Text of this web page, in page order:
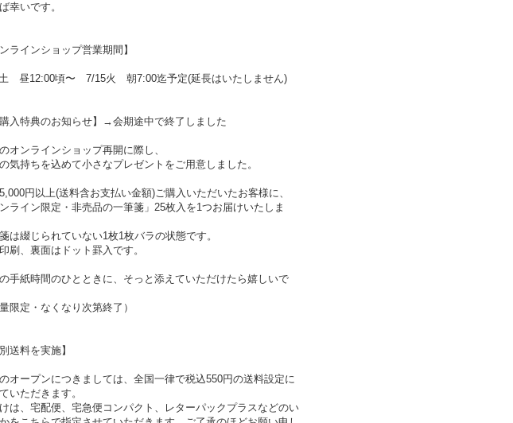
幸いです。
ンラインショップ営業期間】
昼12:00頃〜 7/15火 朝7:00迄予定(延長はいたしません)
購入特典のお知らせ】→会期途中で終了しました
オンラインショップ再開に際し、
気持ちを込めて小さなプレゼントをご用意しました。
円以上(送料含お支払い金額)ご購入いただいたお客様に、
ンライン限定・非売品の一筆箋」25枚入を1つお届けいたしま
は綴じられていない1枚1枚バラの状態です。
刷、裏面はドット罫入です。
手紙時間のひとときに、そっと添えていただけたら嬉しいで
量限定・なくなり次第終了）
別送料を実施】
オープンにつきましては、全国一律で税込550円の送料設定に
いただきます。
は、宅配便、宅急便コンパクト、レターパックプラスなどのい